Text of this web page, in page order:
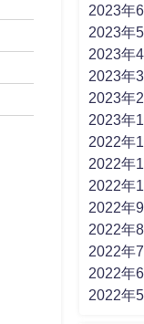
2023年6
2023年5
2023年4
2023年3
2023年2
2023年1
2022年
2022年
2022年
2022年9
2022年8
2022年7
2022年6
2022年5